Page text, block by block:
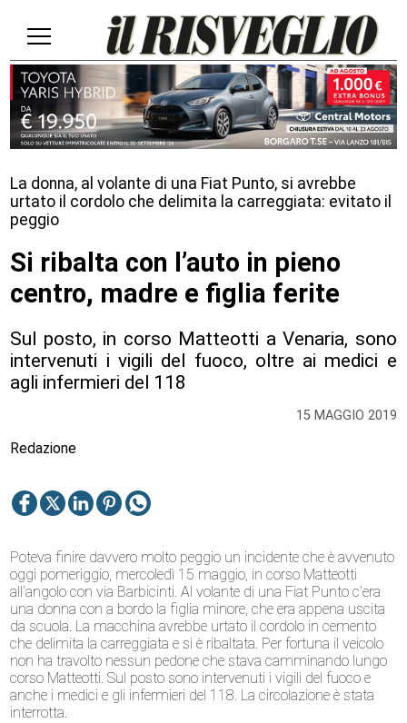
15 MAGGIO 2019
La donna, al volante di una Fiat Punto, si avrebbe
urtato il cordolo che delimita la carreggiata: evitato il
peggio
Si ribalta con l’auto in pieno
centro, madre e figlia ferite
Sul posto, in corso Matteotti a Venaria, sono
intervenuti i vigili del fuoco, oltre ai medici e
agli infermieri del 118
Redazione
Poteva finire davvero molto peggio un incidente che è avvenuto
oggi pomeriggio, mercoledì 15 maggio, in corso Matteotti
all’angolo con via Barbicinti. Al volante di una Fiat Punto c’era
una donna con a bordo la figlia minore, che era appena uscita
da scuola. La macchina avrebbe urtato il cordolo in cemento
che delimita la carreggiata e si è ribaltata. Per fortuna il veicolo
non ha travolto nessun pedone che stava camminando lungo
corso Matteotti. Sul posto sono intervenuti i vigili del fuoco e
anche i medici e gli infermieri del 118. La circolazione è stata
interrotta.